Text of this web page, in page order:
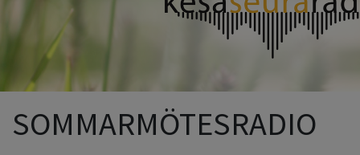
SOMMARMÖTESRADIO